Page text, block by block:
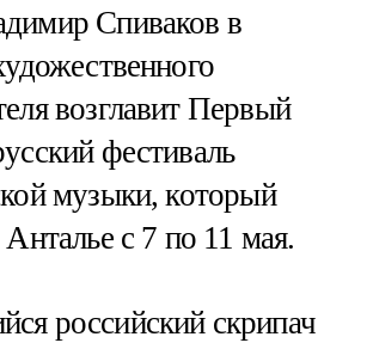
Спиваков в
возглавит Первый
фестиваль
музыки, который
с 7 по 11 мая.
российский скрипач